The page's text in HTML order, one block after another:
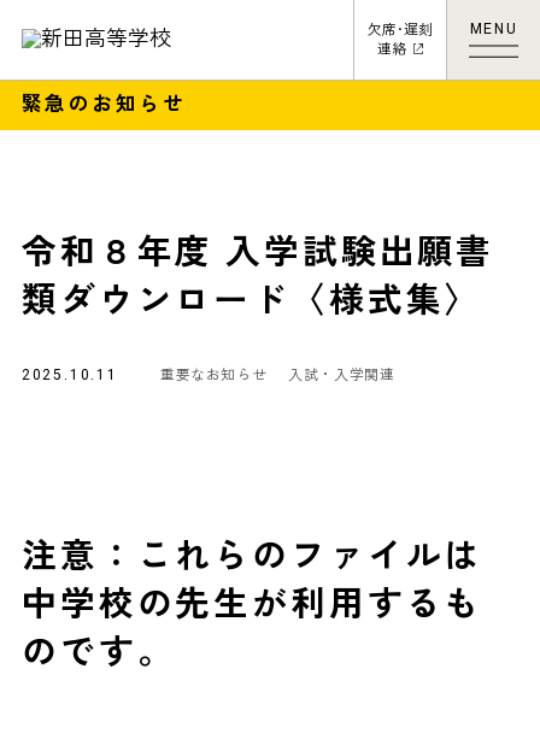
欠席･遅刻
連絡
MENU
緊急のお知らせ
令和８年度 入学試験出願書
類ダウンロード〈様式集〉
2025.10.11 重要なお知らせ 入試・入学関連
注意：これらのファイルは
中学校の先生が利用するも
のです。